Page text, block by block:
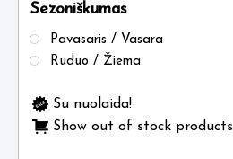
Sezoniškumas
Pavasaris / Vasara
Ruduo / Žiema
Su nuolaida!
Show out of stock products